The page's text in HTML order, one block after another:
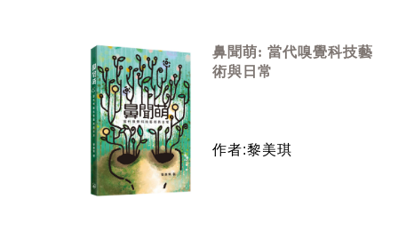
鼻聞萌: 當代嗅覺科技藝
術與日常
作者:黎美琪